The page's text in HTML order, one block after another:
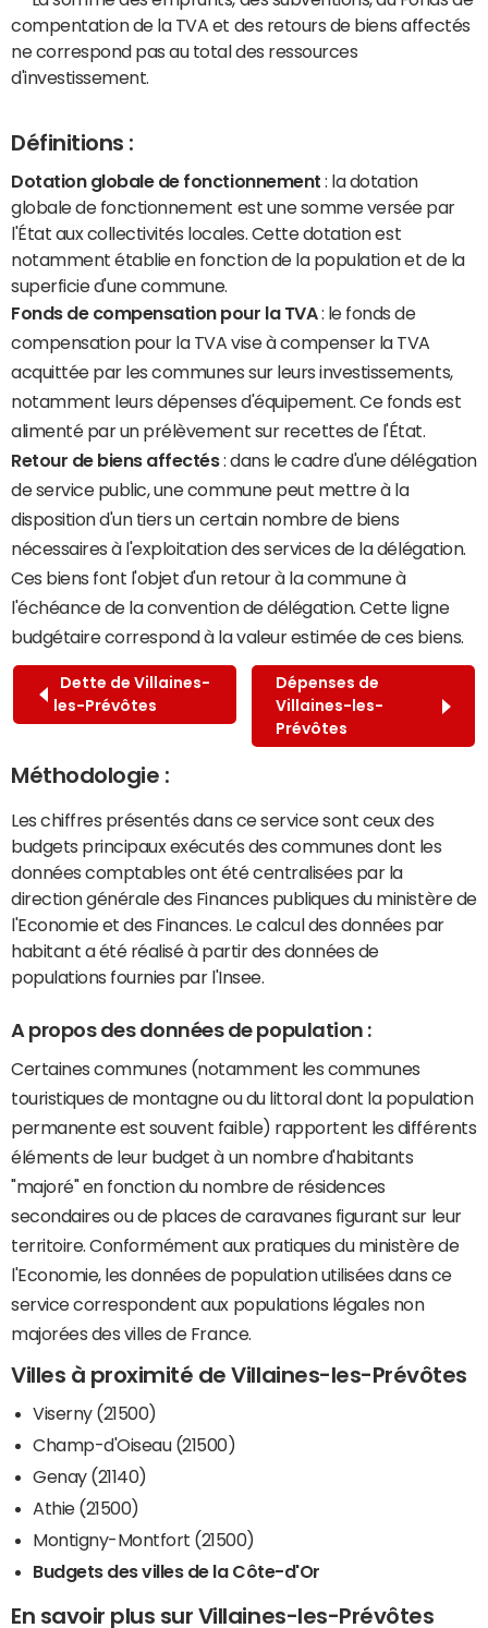
compentation de la TVA et des retours de biens affectés
ne correspond pas au total des ressources
d'investissement.
Définitions :
Dotation globale de fonctionnement : la dotation
globale de fonctionnement est une somme versée par
l'État aux collectivités locales. Cette dotation est
notamment établie en fonction de la population et de la
superficie d'une commune.
Fonds de compensation pour la TVA: le fonds de
compensation pour la TVA vise à compenser la TVA
acquittée par les communes sur leurs investissements,
notamment leurs dépenses d'équipement. Ce fonds est
alimenté par un prélèvement sur recettes de l'État.
Retour de biens affectés: dans le cadre d'une délégation
de service public, une commune peut mettre à la
disposition d'un tiers un certain nombre de biens
nécessaires à l'exploitation des services de la délégation.
Ces biens font l'objet d'un retour à la commune à
l'échéance de la convention de délégation. Cette ligne
budgétaire correspond à la valeur estimée de ces biens.
Dette de Villaines-
les-Prévôtes
Dépenses de
Villaines-les-
Prévôtes
Méthodologie :
Les chiffres présentés dans ce service sont ceux des
budgets principaux exécutés des communes dont les
données comptables ont été centralisées par la
direction générale des Finances publiques du ministère de
l'Economie et des Finances. Le calcul des données par
habitant a été réalisé à partir des données de
populations fournies par l'Insee.
A propos des données de population :
Certaines communes (notamment les communes
touristiques de montagne ou du littoral dont la population
permanente est souvent faible) rapportent les différents
éléments de leur budget à un nombre d'habitants
"majoré" en fonction du nombre de résidences
secondaires ou de places de caravanes figurant sur leur
territoire. Conformément aux pratiques du ministère de
l'Economie, les données de population utilisées dans ce
service correspondent aux populations légales non
majorées des villes de France.
Villes à proximité de Villaines-les-Prévôtes
Viserny (21500)
Champ-d'Oiseau (21500)
Genay (21140)
Athie (21500)
Montigny-Montfort (21500)
Budgets des villes de la Côte-d'Or
En savoir plus sur Villaines-les-Prévôtes